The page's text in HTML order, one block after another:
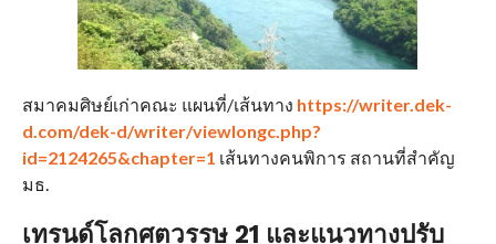
สมาคมศิษย์เก่าคณะ แผนที่/เส้นทาง https://writer.dek-
d.com/dek-d/writer/viewlongc.php?
id=2124265&chapter=1 เส้นทางคนพิการ สถานที่สำคัญ
มธ.
เทรนด์โลกศตวรรษ 21 และแนวทางปรับ